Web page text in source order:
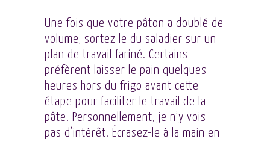
Une fois que votre pâton a doublé de
volume, sortez le du saladier sur un
plan de travail fariné. Certains
préfèrent laisser le pain quelques
heures hors du frigo avant cette
étape pour faciliter le travail de la
pâte. Personnellement, je n’y vois
pas d’intérêt. Écrasez-le à la main en